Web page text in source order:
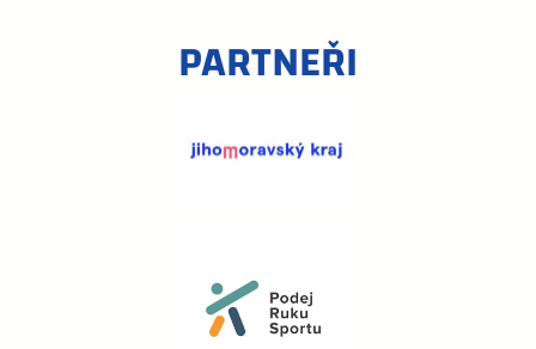
PARTNEŘI